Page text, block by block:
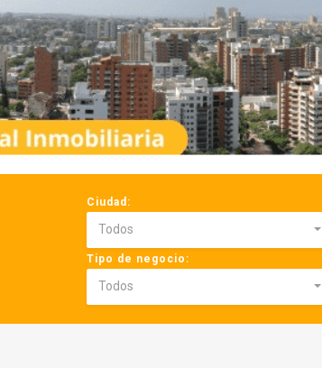
Ciudad:
Todos
Tipo de negocio:
Todos